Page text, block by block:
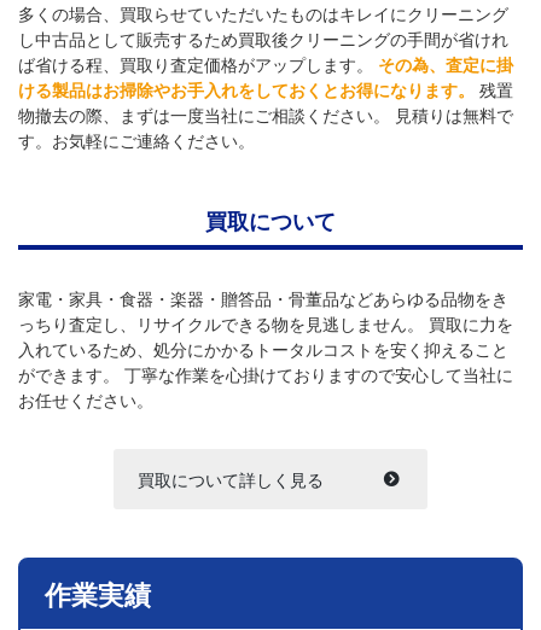
多くの場合、買取らせていただいたものはキレイにクリーニング
し中古品として販売するため買取後クリーニングの手間が省けれ
ば省ける程、買取り査定価格がアップします。 その為、査定に掛
ける製品はお掃除やお手入れをしておくとお得になります。
残置
物撤去の際、まずは一度当社にご相談ください。 見積りは無料で
す。お気軽にご連絡ください。
買取について
家電・家具・食器・楽器・贈答品・骨董品などあらゆる品物をき
っちり査定し、リサイクルできる物を見逃しません。 買取に力を
入れているため、処分にかかるトータルコストを安く抑えること
ができます。 丁寧な作業を心掛けておりますので安心して当社に
お任せください。
買取について詳しく見る
作業実績